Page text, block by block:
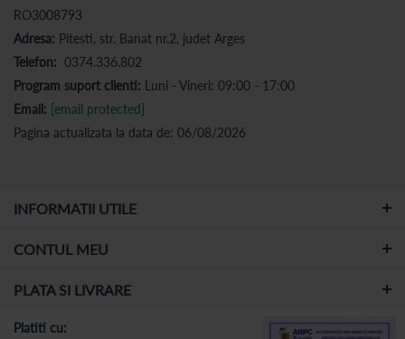
RO3008793
Adresa: Pitesti, str. Banat nr.2, judet Arges
Telefon: 0374.336.802
Program suport clienti: Luni - Vineri: 09:00 - 17:00
Email: [email protected]
Pagina actualizata la data de: 06/08/2026
INFORMATII UTILE
CONTUL MEU
PLATA SI LIVRARE
Platiti cu: